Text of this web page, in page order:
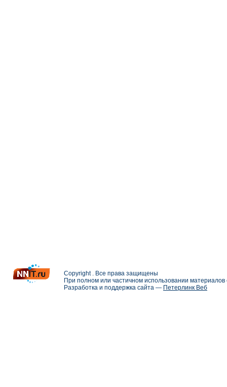
Copyright . Все права защищены
При полном или частичном использовании
Разработка и поддержка сайта — Петерлинк Веб